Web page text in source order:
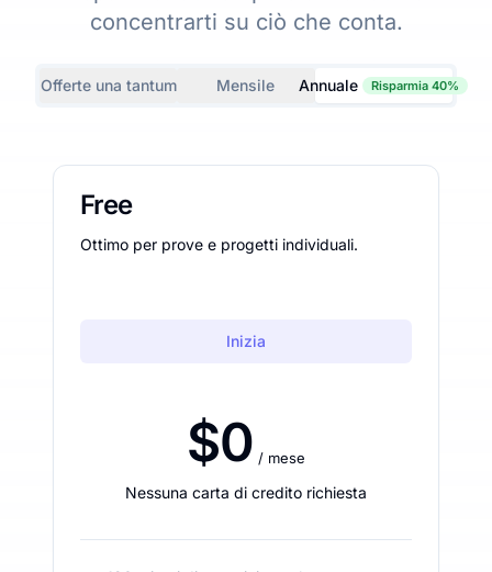
concentrarti su ciò che conta.
Offerte una tantum Mensile Annuale Risparmia 40%
Free
Ottimo per prove e progetti individuali.
Inizia
$0 / mese
Nessuna carta di credito richiesta